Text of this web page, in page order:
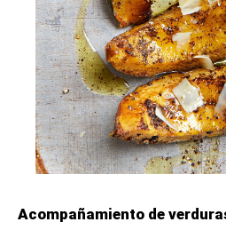
Acompañamiento de